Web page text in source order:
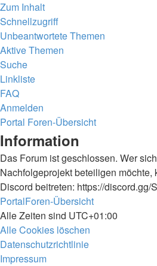
Zum Inhalt
Schnellzugriff
Unbeantwortete Themen
Aktive Themen
Suche
Linkliste
FAQ
Anmelden
Portal Foren-Übersicht
Suche
Information
Das Forum ist geschlossen. Wer
Nachfolgeprojekt beteiligen möchte,
Discord beitreten: https://discord.gg/
PortalForen-Übersicht
Alle Zeiten sind UTC+01:00
Alle Cookies löschen
Datenschutzrichtlinie
Impressum